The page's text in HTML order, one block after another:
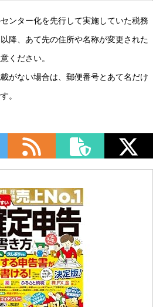
ター化を先行して実施していた税務
降、あて先の住所や名称が変更された
ください。
ない場合は、郵便番号とあて名だけ
。